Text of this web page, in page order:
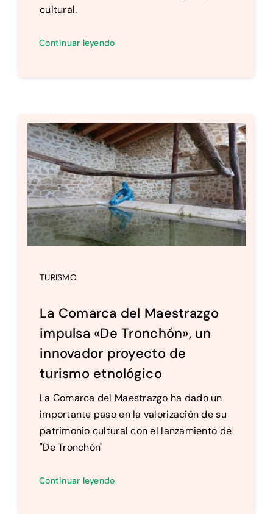
cultural.
Continuar leyendo
TURISMO
La Comarca del Maestrazgo
impulsa «De Tronchón», un
innovador proyecto de
turismo etnológico
La Comarca del Maestrazgo ha dado un
importante paso en la valorización de su
patrimonio cultural con el lanzamiento de
"De Tronchón"
Continuar leyendo